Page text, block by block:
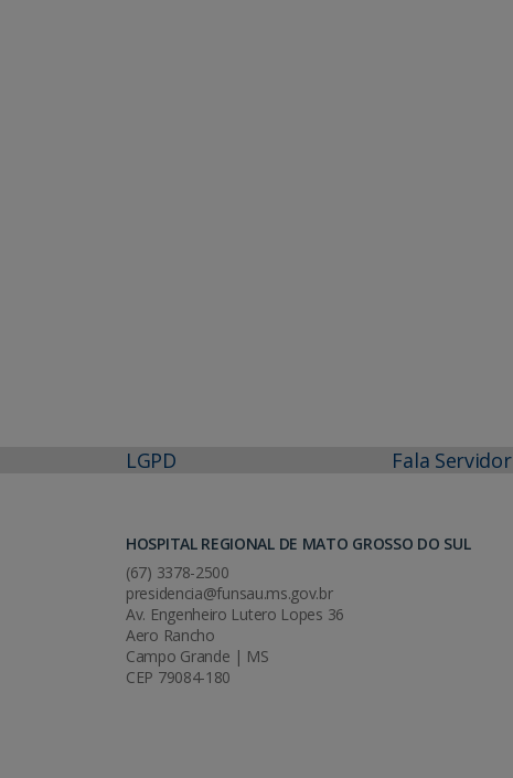
LGPD Fala Servidor
HOSPITAL REGIONAL DE MATO GROSSO DO SUL
(67) 3378-2500
presidencia@funsau.ms.gov.br
Av. Engenheiro Lutero Lopes 36
Aero Rancho
Campo Grande | MS
CEP 79084-180